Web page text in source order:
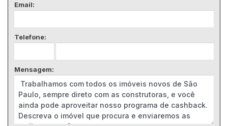
Email:
Telefone:
Mensagem: